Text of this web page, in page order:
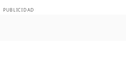
PUBLICIDAD